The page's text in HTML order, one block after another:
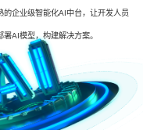
企业级智能化AI中台，让开发人员
AI模型，构建解决方案。